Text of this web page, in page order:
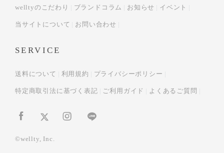
welltyのこだわり ブランドコラム お知らせ イベント
当サイトについて お問い合わせ
SERVICE
送料について 利用規約 プライバシーポリシー
特定商取引法に基づく表記 ご利用ガイド よくあるご質問
©wellty, Inc.